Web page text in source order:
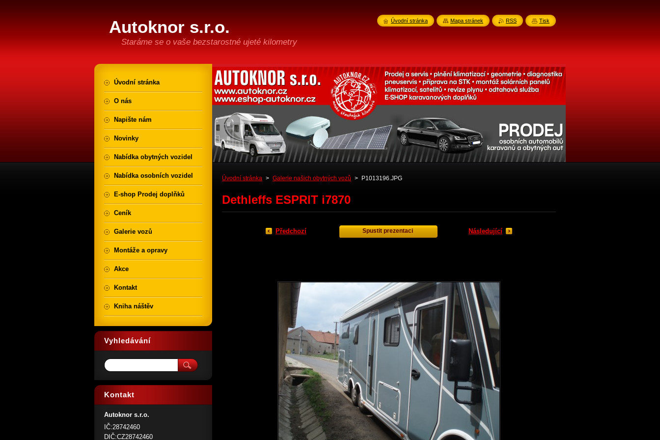
Autoknor s.r.o.
Staráme se o vaše bezstarostné ujeté kilometry
Úvodní stránka > Galerie našich obytných vozů > P1013196.JPG
Dethleffs ESPRIT i7870
Předchozí Spustit prezentaci Následující
Úvodní stránka
O nás
Napište nám
Novinky
Nabídka obytných vozidel
Nabídka osobních vozidel
E-shop Prodej doplňků
Ceník
Galerie vozů
Montáže a opravy
Akce
Kontakt
Kniha náštěv
Vyhledávání
Kontakt
Autoknor s.r.o.
IČ:28742460
DIČ:CZ28742460
Úvodní stránka Mapa stránek RSS Tisk